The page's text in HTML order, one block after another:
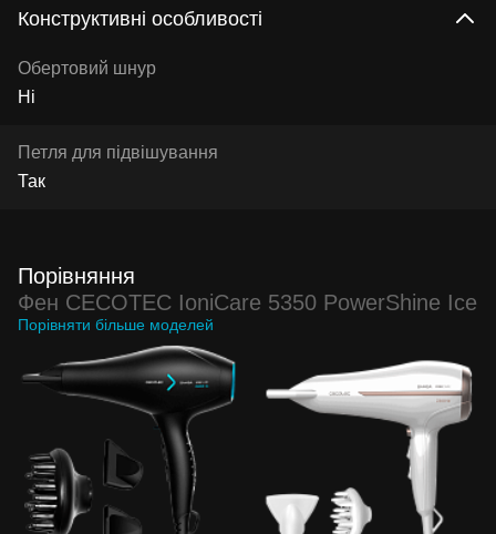
Конструктивні особливості
Обертовий шнур
Ні
Петля для підвішування
Так
Порівняння
Фен CECOTEC IoniCare 5350 PowerShine Ice
Порівняти більше моделей